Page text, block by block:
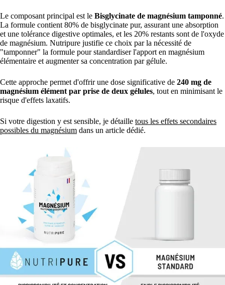
Le composant principal est le Bisglycinate de magnésium tamponné.
La formule contient 80% de bisglycinate pur, assurant une absorption
et une tolérance digestive optimales, et les 20% restants sont de l'oxyde
de magnésium. Nutripure justifie ce choix par la nécessité de
"tamponner" la formule pour standardiser l'apport en magnésium
élémentaire et augmenter sa concentration par gélule.
Cette approche permet d'offrir une dose significative de 240 mg de
magnésium élément par prise de deux gélules, tout en minimisant le
risque d'effets laxatifs.
Si votre digestion y est sensible, je détaille tous les effets secondaires
possibles du magnésium dans un article dédié.